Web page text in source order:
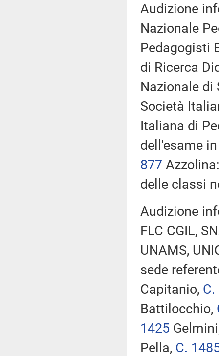
Audizione
Nazionale
Pedagogisti
di Ricerca
Nazionale di
Società
Italiana di
dell'esame
877
delle classi
Audizione
FLC CGIL,
UNAMS,
sede
Capitanio, C.
Battilocchio,
1425
Pella, C.